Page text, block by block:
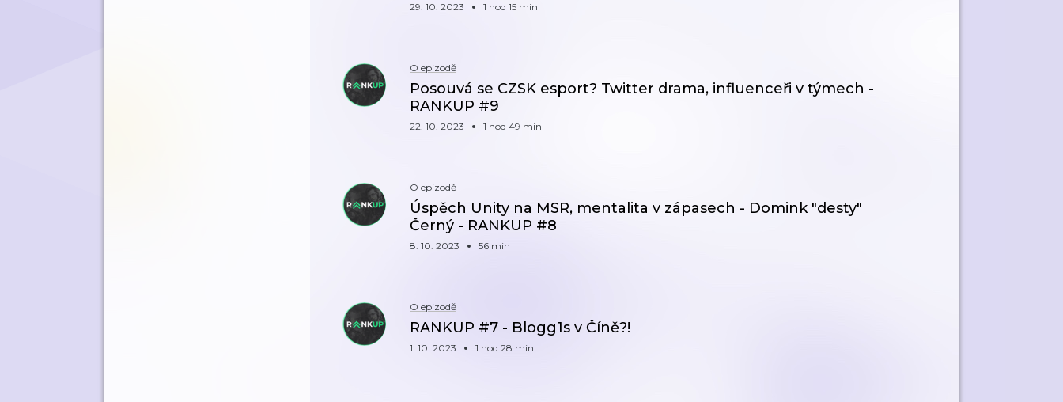
29. 10. 2023 1 hod 15 min
O epizodě
Posouvá se CZSK esport? Twitter drama, influenceři v týmech -
RANKUP #9
22. 10. 2023 1 hod 49 min
O epizodě
Úspěch Unity na MSR, mentalita v zápasech - Domink "desty"
Černý - RANKUP #8
8. 10. 2023 56 min
O epizodě
RANKUP #7 - Blogg1s v Číně?!
1. 10. 2023 1 hod 28 min